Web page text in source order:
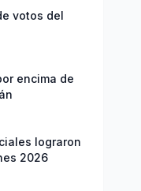
votos del
encima de
lograron
2026